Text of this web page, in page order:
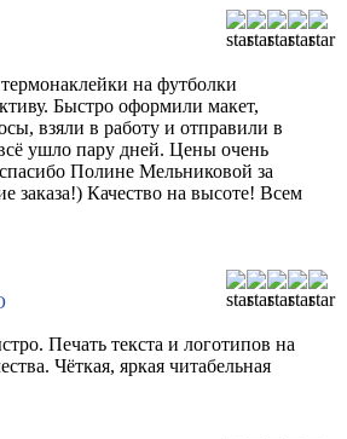
на футболки
Быстро оформили макет,
взяли в работу и отправили в
ушло пару дней. Цены очень
Полине Мельниковой за
заказа!) Качество на высоте! Всем
Печать текста и логотипов на
Чёткая, яркая читабельная